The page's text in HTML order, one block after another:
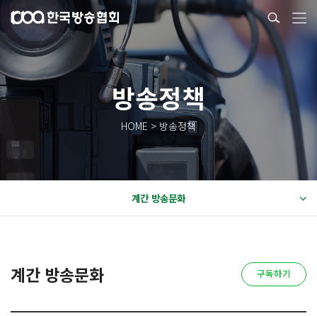
방송정책
HOME > 방송정책
계간 방송문화
계간 방송문화 구독하기